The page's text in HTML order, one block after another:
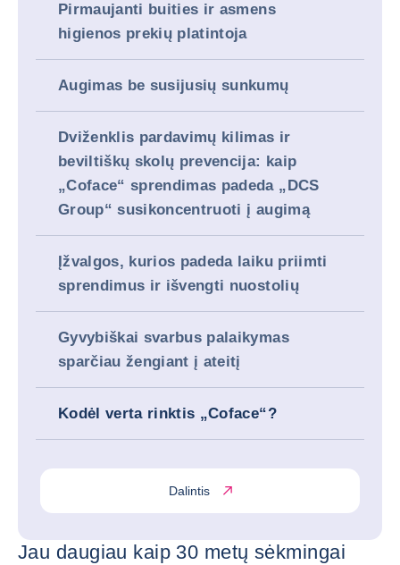
Pirmaujanti buities ir asmens
higienos prekių platintoja
Augimas be susijusių sunkumų
Dviženklis pardavimų kilimas ir
beviltiškų skolų prevencija: kaip
„Coface“ sprendimas padeda „DCS
Group“ susikoncentruoti į augimą
Įžvalgos, kurios padeda laiku priimti
sprendimus ir išvengti nuostolių
Gyvybiškai svarbus palaikymas
sparčiau žengiant į ateitį
Kodėl verta rinktis „Coface“?
Dalintis
Jau daugiau kaip 30 metų sėkmingai